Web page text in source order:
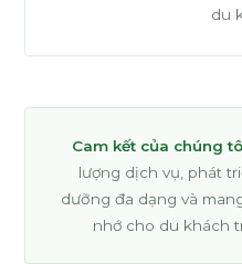
du
Cam kết của chúng
lượng dịch vụ, phát
dưỡng đa dạng và
nhớ cho du khách